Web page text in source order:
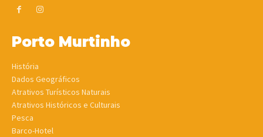
Porto Murtinho
História
Dados Geográficos
Atrativos Turísticos Naturais
Atrativos Históricos e Culturais
Pesca
Barco-Hotel